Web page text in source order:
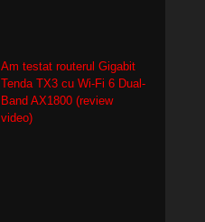
Am testat routerul Gigabit
Tenda TX3 cu Wi-Fi 6 Dual-
Band AX1800 (review
video)